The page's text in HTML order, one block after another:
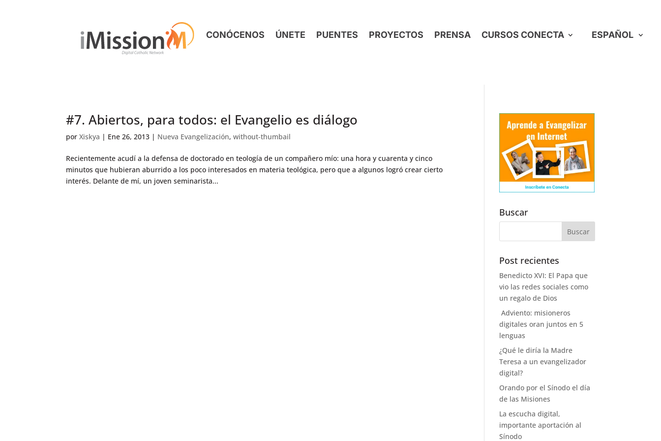
CONÓCENOS ÚNETE PUENTES PROYECTOS PRENSA CURSOS CONECTA ESPAÑOL
#7. Abiertos, para todos: el Evangelio es diálogo
porXiskya | Ene 26, 2013 | Nueva Evangelización,without-thumbail
Recientemente acudí a la defensa de doctorado en teología de un compañero mío: una hora y cuarenta y cinco
minutos que hubieran aburrido a los poco interesados en materia teológica, pero que a algunos logró crear cierto
interés. Delante de mí, un joven seminarista...
Buscar
Post recientes
Benedicto XVI: El Papa que
vio las redes sociales como
un regalo de Dios
Adviento: misioneros
digitales oran juntos en 5
lenguas
¿Qué le diría la Madre
Teresa a un evangelizador
digital?
Orando por el Sínodo el día
de las Misiones
La escucha digital,
importante aportación al
Sínodo